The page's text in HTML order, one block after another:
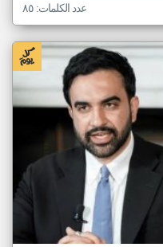
عدد الكلمات: ٨٥